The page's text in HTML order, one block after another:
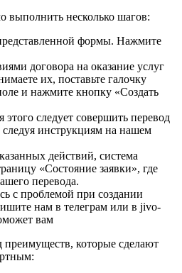
выполнить несколько шагов:
формы. Нажмите
договора на оказание услуг
их, поставьте галочку
и нажмите кнопку «Создать
следует совершить перевод
инструкциям на нашем
действий, система
«Состояние заявки», где
перевода.
с проблемой при создании
нам в телеграм или в jivo-
вам
преимуществ, которые сделают